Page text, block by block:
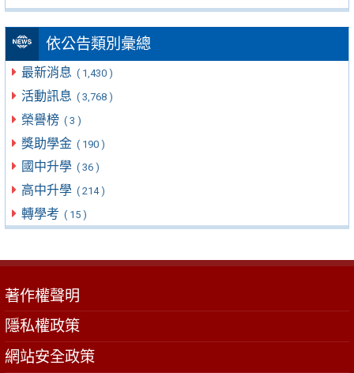
依公告類別彙總
最新消息 ( 1,430 )
活動訊息 ( 3,768 )
榮譽榜 ( 3 )
獎助學金 ( 190 )
國中升學 ( 36 )
高中升學 ( 214 )
轉學考 ( 15 )
著作權聲明
隱私權政策
網站安全政策